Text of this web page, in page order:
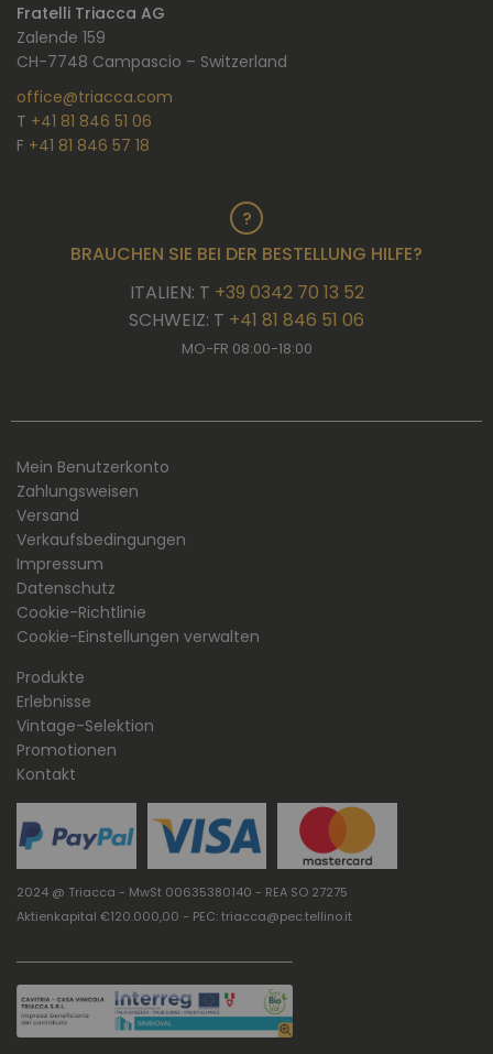
Fratelli Triacca AG
Zalende 159
CH-7748 Campascio – Switzerland
office@triacca.com
T +41 81 846 51 06
F +41 81 846 57 18
BRAUCHEN SIE BEI DER BESTELLUNG HILFE?
ITALIEN: T +39 0342 70 13 52
SCHWEIZ: T +41 81 846 51 06
MO-FR 08:00-18:00
Mein Benutzerkonto
Zahlungsweisen
Versand
Verkaufsbedingungen
Impressum
Datenschutz
Cookie-Richtlinie
Cookie-Einstellungen verwalten
Produkte
Erlebnisse
Vintage-Selektion
Promotionen
Kontakt
2024 @ Triacca - MwSt 00635380140 - REA SO 27275
Aktienkapital €120.000,00 - PEC: triacca@pec.tellino.it